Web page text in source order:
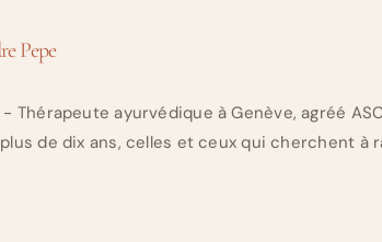
Pepe
Thérapeute ayurvédique à Genève, agréé
de dix ans, celles et ceux qui cherchent